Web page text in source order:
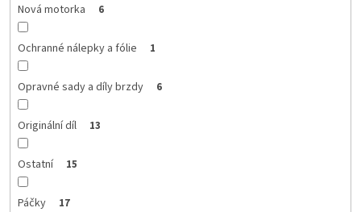
Nová motorka 6
Ochranné nálepky a fólie 1
Opravné sady a díly brzdy 6
Originální díl 13
Ostatní 15
Páčky 17